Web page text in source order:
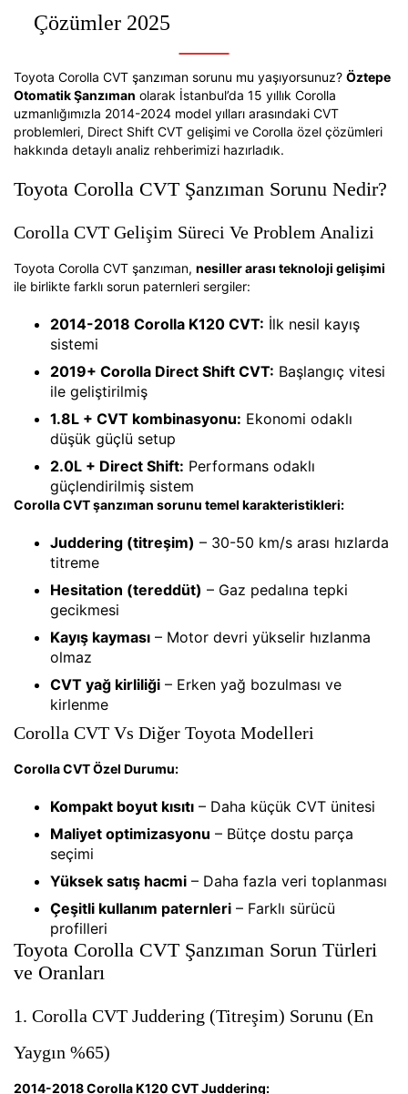
Çözümler 2025
Toyota Corolla CVT şanzıman sorunu mu yaşıyorsunuz? Öztepe
Otomatik Şanzıman olarak İstanbul’da 15 yıllık Corolla
uzmanlığımızla 2014-2024 model yılları arasındaki CVT
problemleri, Direct Shift CVT gelişimi ve Corolla özel çözümleri
hakkında detaylı analiz rehberimizi hazırladık.
Toyota Corolla CVT Şanzıman Sorunu Nedir?
Corolla CVT Gelişim Süreci Ve Problem Analizi
Toyota Corolla CVT şanzıman, nesiller arası teknoloji gelişimi
ile birlikte farklı sorun paternleri sergiler:
2014-2018 Corolla K120 CVT: İlk nesil kayış
sistemi
2019+ Corolla Direct Shift CVT: Başlangıç vitesi
ile geliştirilmiş
1.8L + CVT kombinasyonu: Ekonomi odaklı
düşük güçlü setup
2.0L + Direct Shift: Performans odaklı
güçlendirilmiş sistem
Corolla CVT şanzıman sorunu temel karakteristikleri:
Juddering (titreşim) – 30-50 km/s arası hızlarda
titreme
Hesitation (tereddüt) – Gaz pedalına tepki
gecikmesi
Kayış kayması – Motor devri yükselir hızlanma
olmaz
CVT yağ kirliliği – Erken yağ bozulması ve
kirlenme
Corolla CVT Vs Diğer Toyota Modelleri
Corolla CVT Özel Durumu:
Kompakt boyut kısıtı – Daha küçük CVT ünitesi
Maliyet optimizasyonu – Bütçe dostu parça
seçimi
Yüksek satış hacmi – Daha fazla veri toplanması
Çeşitli kullanım paternleri – Farklı sürücü
profilleri
Toyota Corolla CVT Şanzıman Sorun Türleri
ve Oranları
1. Corolla CVT Juddering (Titreşim) Sorunu (En
Yaygın %65)
2014-2018 Corolla K120 CVT Juddering: